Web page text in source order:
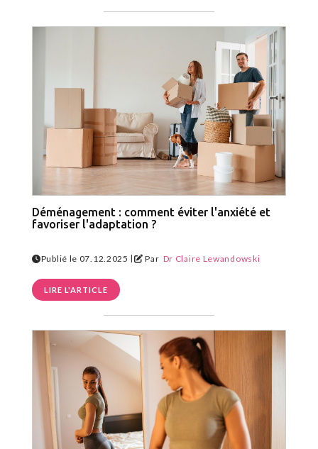
Déménagement : comment éviter l'anxiété et
favoriser l'adaptation ?
Publié le 07.12.2025 | Par Dr Claire Lewandowski
LIRE L'ARTICLE